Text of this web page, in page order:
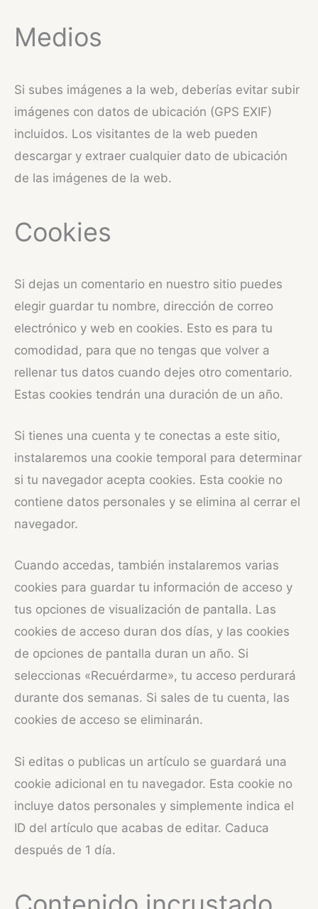
Medios
Si subes imágenes a la web, deberías evitar subir
imágenes con datos de ubicación (GPS EXIF)
incluidos. Los visitantes de la web pueden
descargar y extraer cualquier dato de ubicación
de las imágenes de la web.
Cookies
Si dejas un comentario en nuestro sitio puedes
elegir guardar tu nombre, dirección de correo
electrónico y web en cookies. Esto es para tu
comodidad, para que no tengas que volver a
rellenar tus datos cuando dejes otro comentario.
Estas cookies tendrán una duración de un año.
Si tienes una cuenta y te conectas a este sitio,
instalaremos una cookie temporal para determinar
si tu navegador acepta cookies. Esta cookie no
contiene datos personales y se elimina al cerrar el
navegador.
Cuando accedas, también instalaremos varias
cookies para guardar tu información de acceso y
tus opciones de visualización de pantalla. Las
cookies de acceso duran dos días, y las cookies
de opciones de pantalla duran un año. Si
seleccionas «Recuérdarme», tu acceso perdurará
durante dos semanas. Si sales de tu cuenta, las
cookies de acceso se eliminarán.
Si editas o publicas un artículo se guardará una
cookie adicional en tu navegador. Esta cookie no
incluye datos personales y simplemente indica el
ID del artículo que acabas de editar. Caduca
después de 1 día.